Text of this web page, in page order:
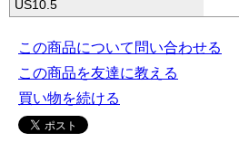
US10.5
この商品について問い合わせる
この商品を友達に教える
買い物を続ける